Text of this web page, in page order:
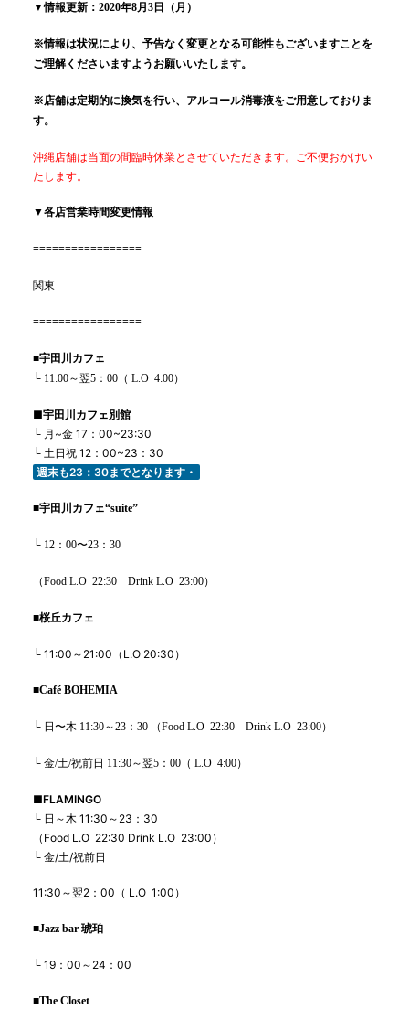
▼情報更新：2020年8月3日（月）
※情報は状況により、予告なく変更となる可能性もございますことを
ご理解くださいますようお願いいたします。
※店舗は定期的に換気を行い、アルコール消毒液をご用意しておりま
す。
沖縄店舗は当面の間臨時休業とさせていただきます。ご不便おかけい
たします。
▼各店営業時間変更情報
=================
関東
=================
■宇田川カフェ
└ 11:00～翌5：00 （ L.O 4:00）
■宇田川カフェ別館
└ 月 ~金 17 ： 00~23:30
└ 土日祝 12 ： 00~23 ： 30
週末も23 ： 30までとなります・
■宇田川カフェ“suite”
└ 12：00〜23：30
（Food L.O 22:30 Drink L.O 23:00）
■桜丘カフェ
└ 11:00～21:00（L.O 20:30）
■Café BOHEMIA
└ 日〜木 11:30～23：30 （Food L.O 22:30 Drink L.O 23:00）
└ 金/土/祝前日 11:30～翌5：00 （ L.O 4:00）
■FLAMINGO
└ 日～木 11:30 ～ 23 ： 30
（ Food L.O 22:30 Drink L.O 23:00 ）
└ 金/土/祝前日
11:30 ～翌2 ： 00 （ L.O 1:00 ）
■Jazz bar 琥珀
└ 19 ： 00 ～24：00
■The Closet